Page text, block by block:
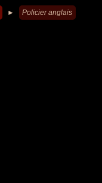
► Policier anglais